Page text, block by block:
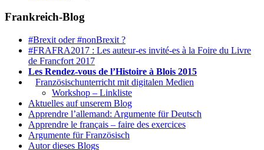
Frankreich-Blog
#Brexit oder #nonBrexit ?
#FRAFRA2017 : Les auteur-es invité-es à la Foire du Livre
de Francfort 2017
Les Rendez-vous de l’Histoire à Blois 2015
Französischunterricht mit digitalen Medien
Workshop – Linkliste
Aktuelles auf unserem Blog
Apprendre l’allemand: Argumente für Deutsch
Apprendre le français – faire des exercices
Argumente für Französisch
Autor dieses Blogs